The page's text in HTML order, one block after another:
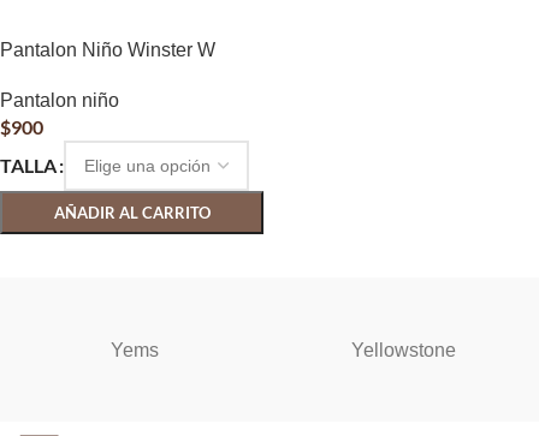
Pantalon Niño Winster W
Pantalon niño
$900
TALLA
AÑADIR AL CARRITO
Yems Yellowstone